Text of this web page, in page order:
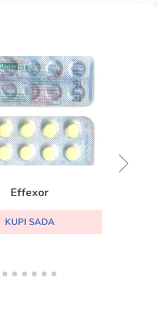
Effexor
KUPI SADA